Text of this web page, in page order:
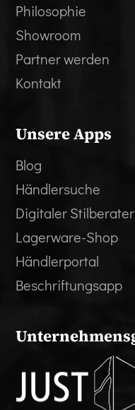
Philosophie
Showroom
Partner werden
Kontakt
Unsere Apps
Blog
Händlersuche
Digitaler Stilberater
Lagerware-Shop
Händlerportal
Beschriftungsapp